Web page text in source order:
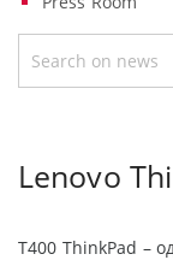
Lenovo
T400 ThinkPad –